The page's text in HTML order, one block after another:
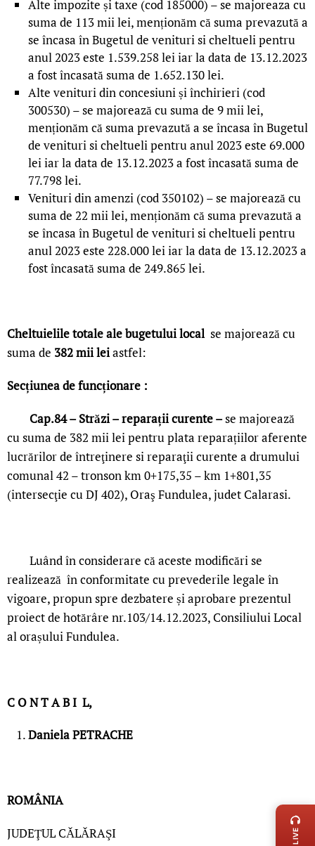
Alte impozite și taxe (cod 185000) – se majoreaza cu
suma de 113 mii lei, menționăm că suma prevazută a
se încasa în Bugetul de venituri si cheltueli pentru
anul 2023 este 1.539.258 lei iar la data de 13.12.2023
a fost încasată suma de 1.652.130 lei.
Alte venituri din concesiuni și închirieri (cod
300530) – se majorează cu suma de 9 mii lei,
menționăm că suma prevazută a se încasa în Bugetul
de venituri si cheltueli pentru anul 2023 este 69.000
lei iar la data de 13.12.2023 a fost încasată suma de
77.798 lei.
Venituri din amenzi (cod 350102) – se majorează cu
suma de 22 mii lei, menționăm că suma prevazută a
se încasa în Bugetul de venituri si cheltueli pentru
anul 2023 este 228.000 lei iar la data de 13.12.2023 a
fost încasată suma de 249.865 lei.
Cheltuielile totale ale bugetului local se majorează cu
suma de 382 mii leiastfel:
Secțiunea de funcționare :
Cap.84 – Străzi – reparații curente –se majorează
cu suma de 382 mii lei pentru plata reparațiilor aferente
lucrărilor de întreţinere si reparaţii curente a drumului
comunal 42 – tronson km 0+175,35 – km 1+801,35
(intersecţie cu DJ 402), Oraş Fundulea, judet Calarasi.
Luând în considerare că aceste modificări se
realizează în conformitate cu prevederile legale în
vigoare, propun spre dezbatere și aprobare prezentul
proiect de hotărâre nr.103/14.12.2023, Consiliului Local
al orașului Fundulea.
C O N T A B I L,
Daniela PETRACHE
ROMÂNIA
JUDEŢUL CǍLǍRAŞI